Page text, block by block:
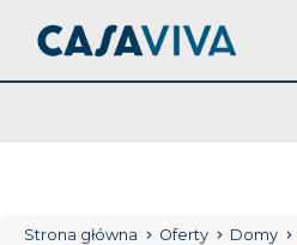
Strona główna Oferty Domy